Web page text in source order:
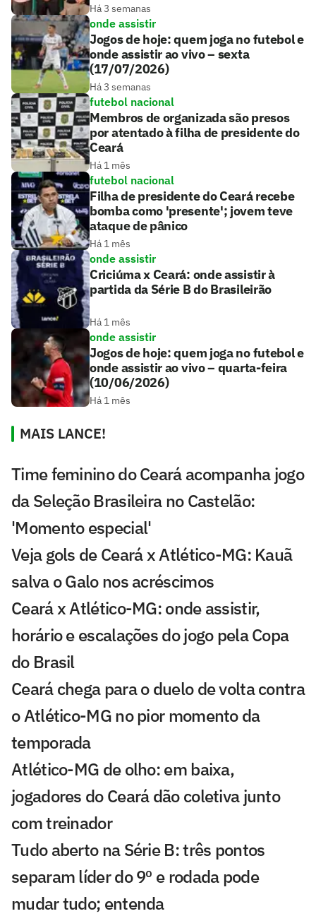
Há 3 semanas
onde assistir
Jogos de hoje: quem joga no futebol e
onde assistir ao vivo – sexta
(17/07/2026)
Há 3 semanas
futebol nacional
Membros de organizada são presos
por atentado à filha de presidente do
Ceará
Há 1 mês
futebol nacional
Filha de presidente do Ceará recebe
bomba como 'presente'; jovem teve
ataque de pânico
Há 1 mês
onde assistir
Criciúma x Ceará: onde assistir à
partida da Série B do Brasileirão
Há 1 mês
onde assistir
Jogos de hoje: quem joga no futebol e
onde assistir ao vivo – quarta-feira
(10/06/2026)
Há 1 mês
MAIS LANCE!
Time feminino do Ceará acompanha jogo
da Seleção Brasileira no Castelão:
'Momento especial'
Veja gols de Ceará x Atlético-MG: Kauã
salva o Galo nos acréscimos
Ceará x Atlético-MG: onde assistir,
horário e escalações do jogo pela Copa
do Brasil
Ceará chega para o duelo de volta contra
o Atlético-MG no pior momento da
temporada
Atlético-MG de olho: em baixa,
jogadores do Ceará dão coletiva junto
com treinador
Tudo aberto na Série B: três pontos
separam líder do 9º e rodada pode
mudar tudo; entenda